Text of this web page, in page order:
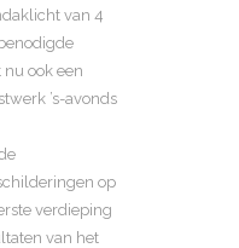
van 4
ook een
’s-avonds
op
verdieping
van het